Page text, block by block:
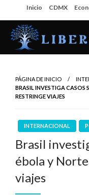
al
contenido
Inicio CDMX
PÁGINA DE INICIO
BRASIL INVESTIGA CASOS
RESTRINGE VIAJES
INTERNACIONAL
Brasil
ébola y
viajes